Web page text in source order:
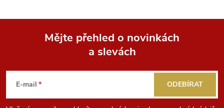
Mějte přehled o novinkách
a slevách
E-mail ODEBÍRAT